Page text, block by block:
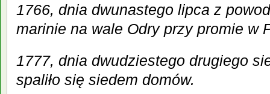
1766, dnia dwunastego lipca z
marinie na wale Odry przy promie w
1777, dnia dwudziestego drugiego
spaliło się siedem domów.